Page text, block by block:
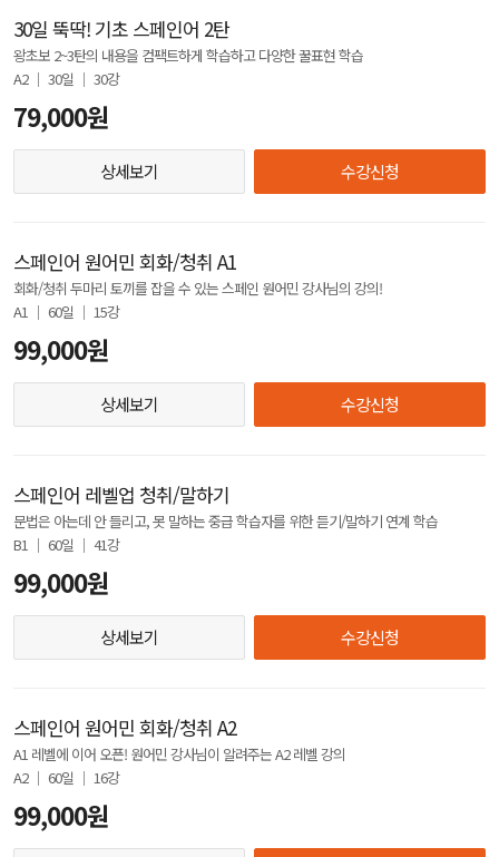
30일 뚝딱! 기초 스페인어 2탄
왕초보 2~3탄의 내용을 컴팩트하게 학습하고 다양한 꿀표현 학습
A2 │ 30일 │ 30강
79,000원
상세보기 수강신청
스페인어 원어민 회화/청취 A1
회화/청취 두마리 토끼를 잡을 수 있는 스페인 원어민 강사님의 강의!
A1 │ 60일 │ 15강
99,000원
상세보기 수강신청
스페인어 레벨업 청취/말하기
문법은 아는데 안 들리고, 못 말하는 중급 학습자를 위한 듣기/말하기 연계 학습
B1 │ 60일 │ 41강
99,000원
상세보기 수강신청
스페인어 원어민 회화/청취 A2
A1 레벨에 이어 오픈! 원어민 강사님이 알려주는 A2 레벨 강의
A2 │ 60일 │ 16강
99,000원